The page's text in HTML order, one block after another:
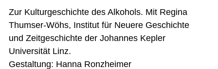
Zur Kulturgeschichte des Alkohols. Mit Regina
Thumser-Wöhs, Institut für Neuere Geschichte
und Zeitgeschichte der Johannes Kepler
Universität Linz.
Gestaltung: Hanna Ronzheimer